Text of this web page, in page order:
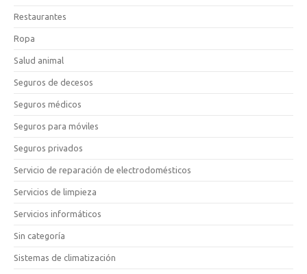
Restaurantes
Ropa
Salud animal
Seguros de decesos
Seguros médicos
Seguros para móviles
Seguros privados
Servicio de reparación de electrodomésticos
Servicios de limpieza
Servicios informáticos
Sin categoría
Sistemas de climatización